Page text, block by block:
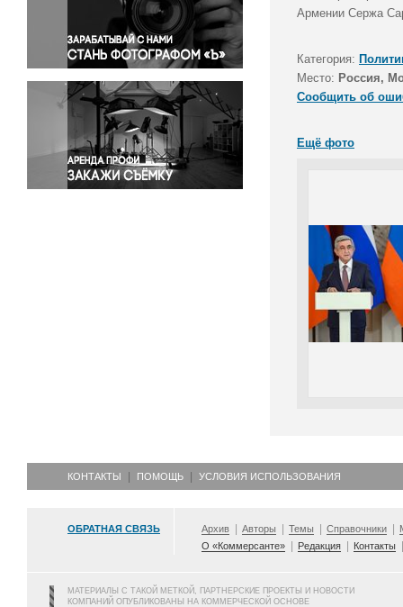
Правосудие
Происшествия и конфликты
Религия
Светская жизнь
Спорт
Экология
Экономика и бизнес
Армении Сержа
Категория:
Место: Россия,
Сообщить об
Ещё фото
КОНТАКТЫ ПОМОЩЬ УСЛОВИЯ ИСПОЛЬЗОВАНИЯ
ОБРАТНАЯ СВЯЗЬ Архив Авторы Темы Справочники
О «Коммерсанте»
Редакция Контакты
МАТЕРИАЛЫ С ТАКОЙ МЕТКОЙ, ПАРТНЕРСКИЕ ПРОЕКТЫ И НОВОСТИ
КОМПАНИЙ ОПУБЛИКОВАНЫ НА КОММЕРЧЕСКОЙ ОСНОВЕ